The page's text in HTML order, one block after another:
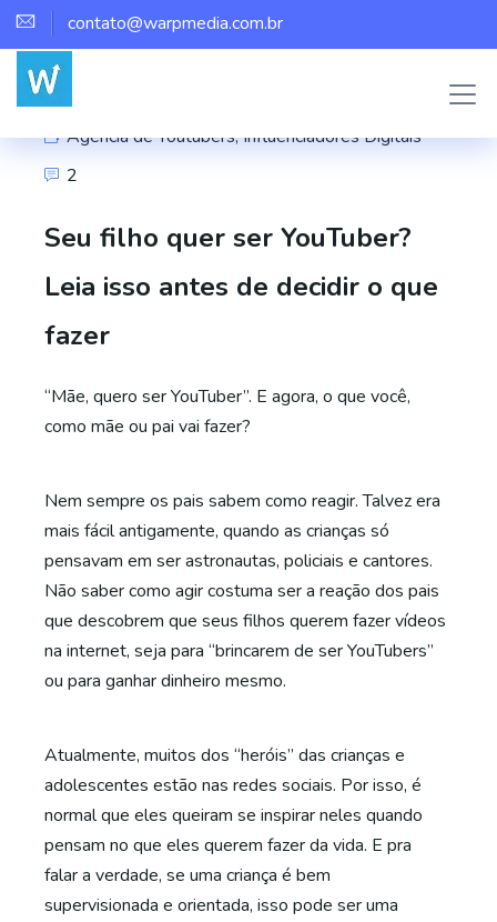
contato@warpmedia.com.br
Agência de Youtubers,Influenciadores Digitais
2
Seu filho quer ser YouTuber?
Leia isso antes de decidir o que
fazer
“Mãe, quero ser YouTuber”. E agora, o que você,
como mãe ou pai vai fazer?
Nem sempre os pais sabem como reagir. Talvez era
mais fácil antigamente, quando as crianças só
pensavam em ser astronautas, policiais e cantores.
Não saber como agir costuma ser a reação dos pais
que descobrem que seus filhos querem fazer vídeos
na internet, seja para “brincarem de ser YouTubers”
ou para ganhar dinheiro mesmo.
Atualmente, muitos dos “heróis” das crianças e
adolescentes estão nas redes sociais. Por isso, é
normal que eles queiram se inspirar neles quando
pensam no que eles querem fazer da vida. E pra
falar a verdade, se uma criança é bem
supervisionada e orientada, isso pode ser uma